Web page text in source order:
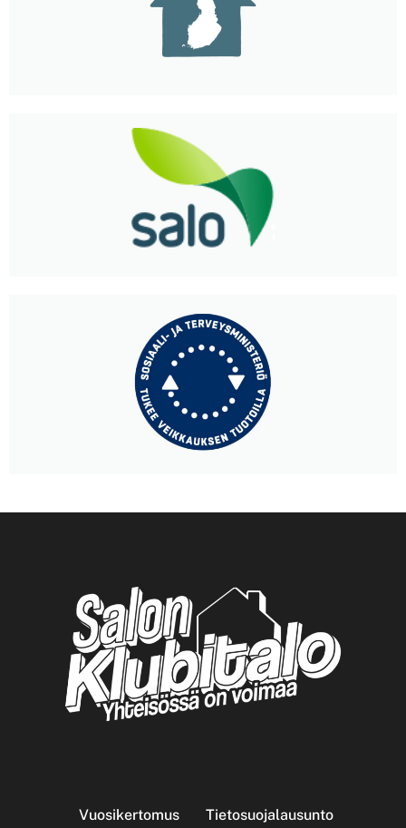
Vuosikertomus Tietosuojalausunto